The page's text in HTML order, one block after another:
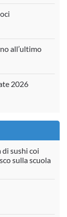
all’ultimo
2026
di sushi coi
sulla scuola